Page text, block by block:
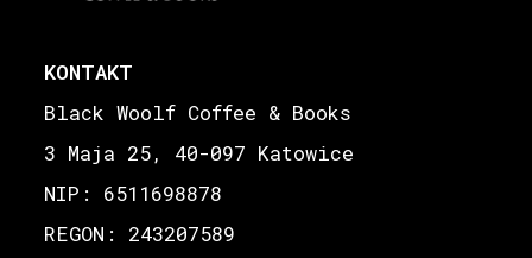
KONTAKT
Black Woolf Coffee & Books
3 Maja 25, 40-097 Katowice
NIP: 6511698878
REGON: 243207589